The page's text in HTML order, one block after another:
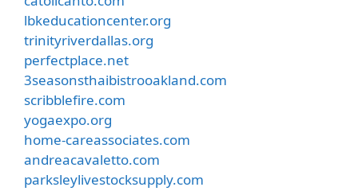
lbkeducationcenter.org
trinityriverdallas.org
perfectplace.net
3seasonsthaibistrooakland.com
scribblefire.com
yogaexpo.org
home-careassociates.com
andreacavaletto.com
parksleylivestocksupply.com